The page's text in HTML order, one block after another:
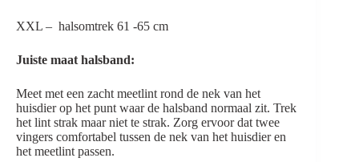
XXL – halsomtrek 61 -65 cm
Juiste maat halsband:
Meet met een zacht meetlint rond de nek van het
huisdier op het punt waar de halsband normaal zit. Trek
het lint strak maar niet te strak. Zorg ervoor dat twee
vingers comfortabel tussen de nek van het huisdier en
het meetlint passen.